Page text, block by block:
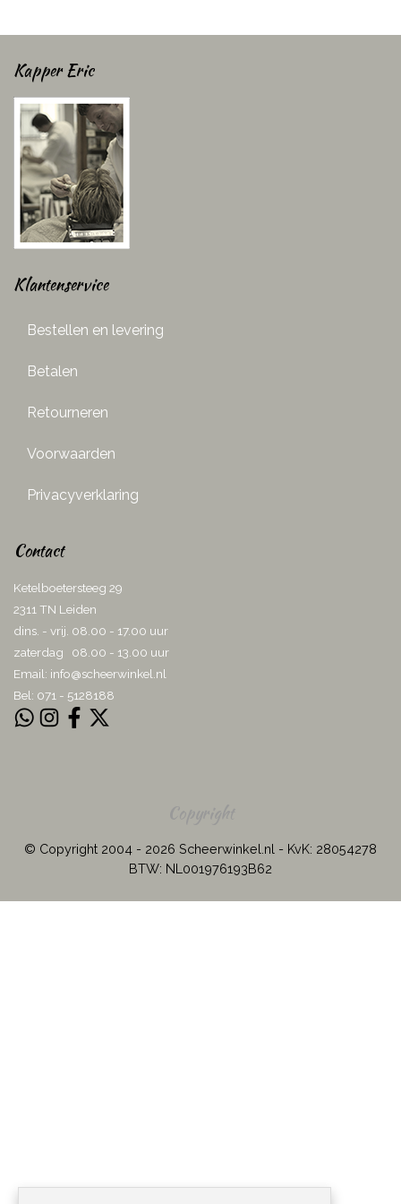
Kapper Eric
Klantenservice
Bestellen en levering
Betalen
Retourneren
Voorwaarden
Privacyverklaring
Contact
Ketelboetersteeg 29
2311 TN Leiden
dins. - vrij. 08.00 - 17.00 uur
zaterdag 08.00 - 13.00 uur
Email: info@scheerwinkel.nl
Bel: 071 - 5128188
© Copyright 2004 - 2026 Scheerwinkel.nl - KvK: 28054278
BTW: NL001976193B62